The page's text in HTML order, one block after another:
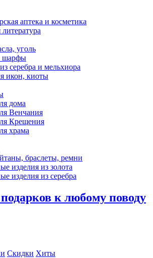
аптека и косметика
уголь
шарфы
серебра и мельхиора
икон, киоты
дома
Венчания
Крещения
храма
браслеты, ремни
изделия из золота
изделия из серебра
к любому поводу
Скидки Хиты